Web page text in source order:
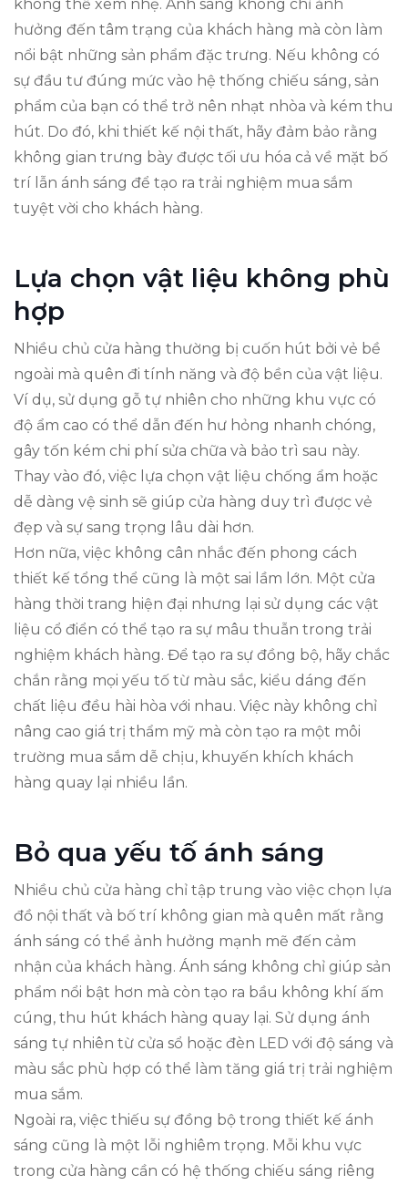
không thể xem nhẹ. Ánh sáng không chỉ ảnh
hưởng đến tâm trạng của khách hàng mà còn làm
nổi bật những sản phẩm đặc trưng. Nếu không có
sự đầu tư đúng mức vào hệ thống chiếu sáng, sản
phẩm của bạn có thể trở nên nhạt nhòa và kém thu
hút. Do đó, khi thiết kế nội thất, hãy đảm bảo rằng
không gian trưng bày được tối ưu hóa cả về mặt bố
trí lẫn ánh sáng để tạo ra trải nghiệm mua sắm
tuyệt vời cho khách hàng.
Lựa chọn vật liệu không phù
hợp
Nhiều chủ cửa hàng thường bị cuốn hút bởi vẻ bề
ngoài mà quên đi tính năng và độ bền của vật liệu.
Ví dụ, sử dụng gỗ tự nhiên cho những khu vực có
độ ẩm cao có thể dẫn đến hư hỏng nhanh chóng,
gây tốn kém chi phí sửa chữa và bảo trì sau này.
Thay vào đó, việc lựa chọn vật liệu chống ẩm hoặc
dễ dàng vệ sinh sẽ giúp cửa hàng duy trì được vẻ
đẹp và sự sang trọng lâu dài hơn.
Hơn nữa, việc không cân nhắc đến phong cách
thiết kế tổng thể cũng là một sai lầm lớn. Một cửa
hàng thời trang hiện đại nhưng lại sử dụng các vật
liệu cổ điển có thể tạo ra sự mâu thuẫn trong trải
nghiệm khách hàng. Để tạo ra sự đồng bộ, hãy chắc
chắn rằng mọi yếu tố từ màu sắc, kiểu dáng đến
chất liệu đều hài hòa với nhau. Việc này không chỉ
nâng cao giá trị thẩm mỹ mà còn tạo ra một môi
trường mua sắm dễ chịu, khuyến khích khách
hàng quay lại nhiều lần.
Bỏ qua yếu tố ánh sáng
Nhiều chủ cửa hàng chỉ tập trung vào việc chọn lựa
đồ nội thất và bố trí không gian mà quên mất rằng
ánh sáng có thể ảnh hưởng mạnh mẽ đến cảm
nhận của khách hàng. Ánh sáng không chỉ giúp sản
phẩm nổi bật hơn mà còn tạo ra bầu không khí ấm
cúng, thu hút khách hàng quay lại. Sử dụng ánh
sáng tự nhiên từ cửa sổ hoặc đèn LED với độ sáng và
màu sắc phù hợp có thể làm tăng giá trị trải nghiệm
mua sắm.
Ngoài ra, việc thiếu sự đồng bộ trong thiết kế ánh
sáng cũng là một lỗi nghiêm trọng. Mỗi khu vực
trong cửa hàng cần có hệ thống chiếu sáng riêng